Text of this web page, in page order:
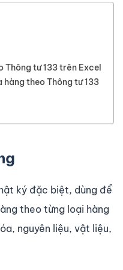
Thông tư 133 trên Excel
hàng theo Thông tư 133
ký đặc biệt, dùng để
theo từng loại hàng
nguyên liệu, vật liệu,